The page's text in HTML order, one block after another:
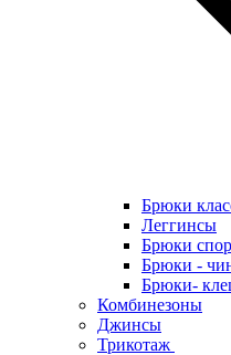
Брюки
Леггинсы
Брюки
Брюки -
Брюки-
Комбинезоны
Джинсы
Трикотаж